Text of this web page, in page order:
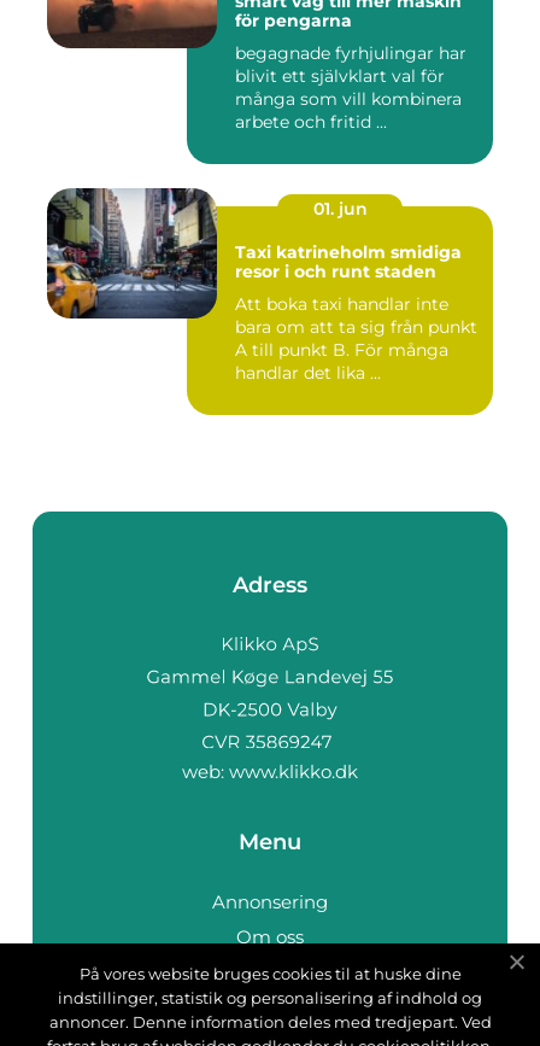
för pengarna
begagnade fyrhjulingar har
blivit ett självklart val för
många som vill kombinera
arbete och fritid ...
01. jun
Taxi katrineholm smidiga
resor i och runt staden
Att boka taxi handlar inte
bara om att ta sig från punkt
A till punkt B. För många
handlar det lika ...
Adress
web: www.klikko.dk
Menu
Annonsering
Om oss
Cookies
Kontakta oss
Sitemap
På vores website bruges cookies til at huske dine
indstillinger, statistik og personalisering af indhold og
annoncer. Denne information deles med tredjepart. Ved